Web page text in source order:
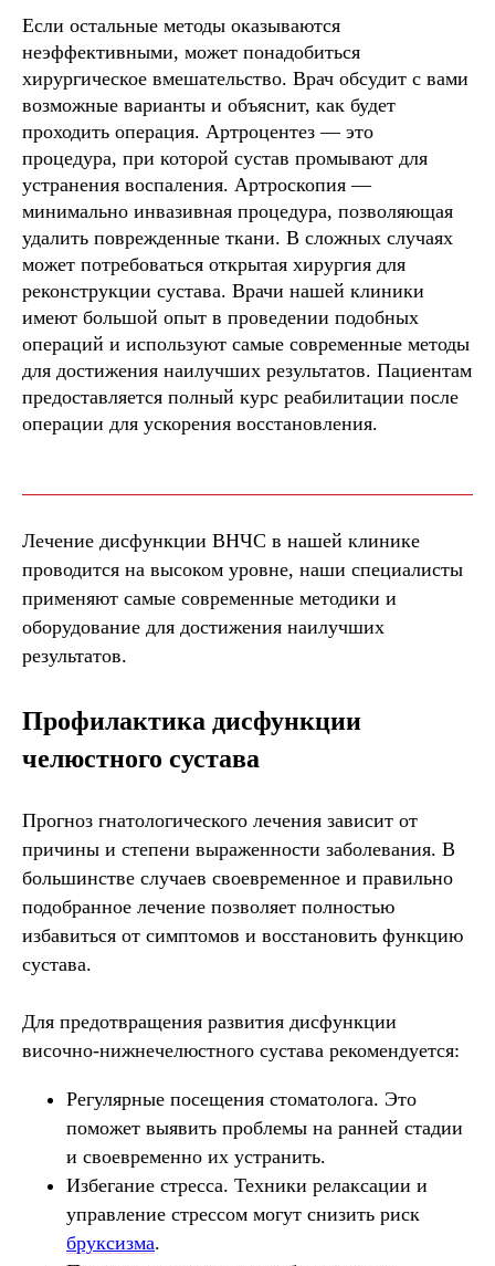
Если остальные методы оказываются
неэффективными, может понадобиться
хирургическое вмешательство. Врач обсудит с вами
возможные варианты и объяснит, как будет
проходить операция. Артроцентез — это
процедура, при которой сустав промывают для
устранения воспаления. Артроскопия —
минимально инвазивная процедура, позволяющая
удалить поврежденные ткани. В сложных случаях
может потребоваться открытая хирургия для
реконструкции сустава. Врачи нашей клиники
имеют большой опыт в проведении подобных
операций и используют самые современные методы
для достижения наилучших результатов. Пациентам
предоставляется полный курс реабилитации после
операции для ускорения восстановления.
Лечение дисфункции ВНЧС в нашей клинике
проводится на высоком уровне, наши специалисты
применяют самые современные методики и
оборудование для достижения наилучших
результатов.
Профилактика дисфункции
челюстного сустава
Прогноз гнатологического лечения зависит от
причины и степени выраженности заболевания. В
большинстве случаев своевременное и правильно
подобранное лечение позволяет полностью
избавиться от симптомов и восстановить функцию
сустава.
Для предотвращения развития дисфункции
височно-нижнечелюстного сустава рекомендуется:
Регулярные посещения стоматолога. Это
поможет выявить проблемы на ранней стадии
и своевременно их устранить.
Избегание стресса. Техники релаксации и
управление стрессом могут снизить риск
бруксизма.